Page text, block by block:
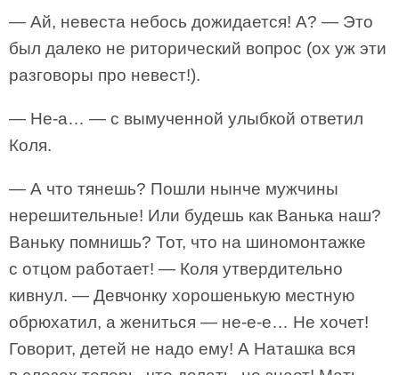
— Ай, невеста небось дожидается! А? — Это
был далеко не риторический вопрос (ох уж эти
разговоры про невест!).
— Не-а… — с вымученной улыбкой ответил
Коля.
— А что тянешь? Пошли нынче мужчины
нерешительные! Или будешь как Ванька наш?
Ваньку помнишь? Тот, что на шиномонтажке
с отцом работает! — Коля утвердительно
кивнул. — Девчонку хорошенькую местную
обрюхатил, а жениться — не-е-е… Не хочет!
Говорит, детей не надо ему! А Наташка вся